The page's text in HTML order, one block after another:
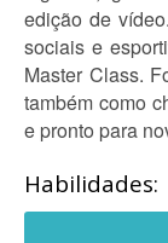
edição de
sociais e
Master Class.
também como
e pronto para
Habilidades: